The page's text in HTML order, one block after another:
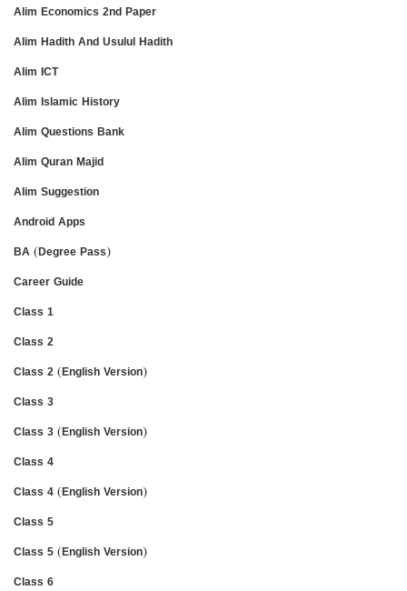
Alim Economics 2nd Paper
Alim Hadith And Usulul Hadith
Alim ICT
Alim Islamic History
Alim Questions Bank
Alim Quran Majid
Alim Suggestion
Android Apps
BA (Degree Pass)
Career Guide
Class 1
Class 2
Class 2 (English Version)
Class 3
Class 3 (English Version)
Class 4
Class 4 (English Version)
Class 5
Class 5 (English Version)
Class 6